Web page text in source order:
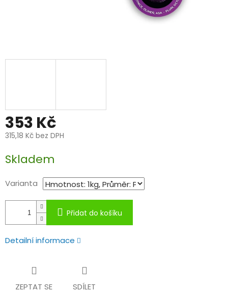
353 Kč
315,18 Kč bez DPH
cena:
Skladem
Varianta
Přidat do košíku
Detailní informace
ZEPTAT SE SDÍLET